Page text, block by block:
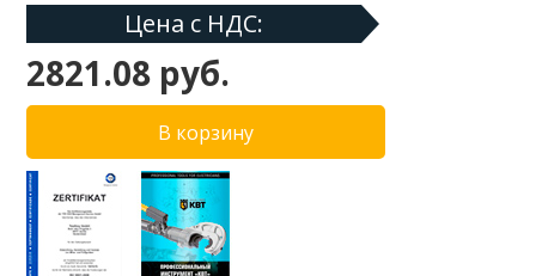
Цена с НДС:
2821.08 руб.